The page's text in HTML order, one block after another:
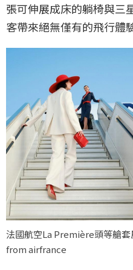
張可伸展成床的躺椅與三
客帶來絕無僅有的飛行體
法國航空La Première頭等艙
from airfrance